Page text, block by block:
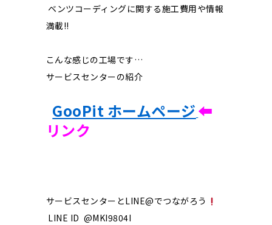
ベンツコーディングに関する施工費用や情報
満載‼︎
こんな感じの工場です…
サービスセンターの紹介
GooPit ホームページ⬅︎
リンク
サービスセンターとLINE@でつながろう
LINE ID @MKI9804I